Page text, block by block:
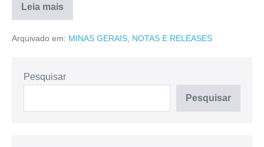
Leia mais
Arquivado em: MINAS GERAIS, NOTAS E RELEASES
Pesquisar
Pesquisar